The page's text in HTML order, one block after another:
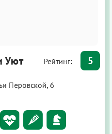
Уют Рейтинг: 5
Перовской, 6